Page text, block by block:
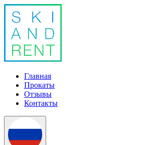
Главная
Прокаты
Отзывы
Контакты